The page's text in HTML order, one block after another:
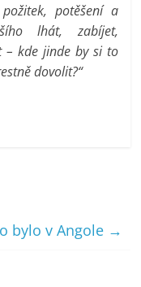
potěšení a
lhát, zabíjet,
– kde jinde by si to
dovolit?“
bylo v Angole →